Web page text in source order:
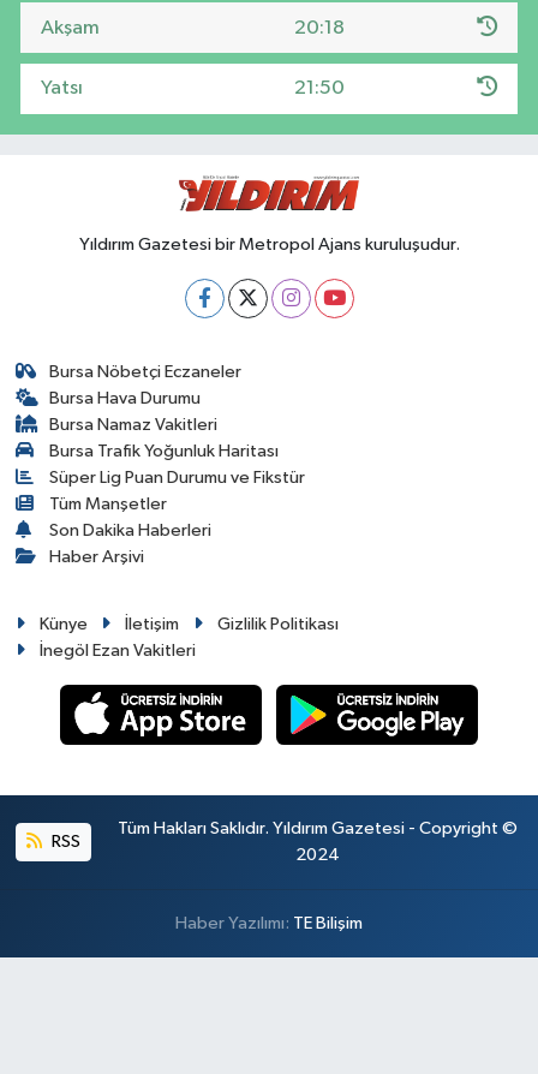
Akşam 20:18
Yatsı 21:50
Yıldırım Gazetesi bir Metropol Ajans kuruluşudur.
Bursa Nöbetçi Eczaneler
Bursa Hava Durumu
Bursa Namaz Vakitleri
Bursa Trafik Yoğunluk Haritası
Süper Lig Puan Durumu ve Fikstür
Tüm Manşetler
Son Dakika Haberleri
Haber Arşivi
Künye İletişim
Gizlilik Politikası
İnegöl Ezan Vakitleri
RSS
Tüm Hakları Saklıdır. Yıldırım Gazetesi - Copyright ©
2024
Haber Yazılımı: TE Bilişim